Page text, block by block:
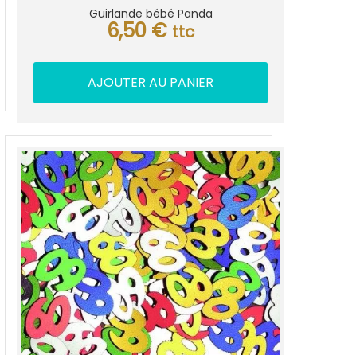
Guirlande bébé Panda
6,50 € ttc
AJOUTER AU PANIER